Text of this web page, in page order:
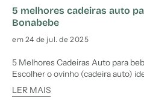
5 melhores cadeiras auto
Bonabebe
em 24 de jul. de 2025
5 Melhores Cadeiras Auto para
Escolher o ovinho (cadeira auto)
importantes para quem vai ter um
sistema de retenção automóvel
LER MAIS